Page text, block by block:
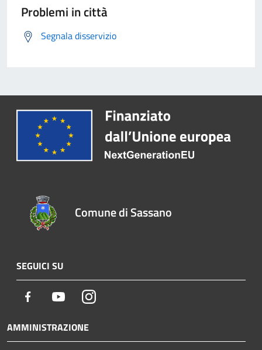
Problemi in città
Segnala disservizio
Comune di Sassano
SEGUICI SU
Facebook YoutubeInstagram
AMMINISTRAZIONE